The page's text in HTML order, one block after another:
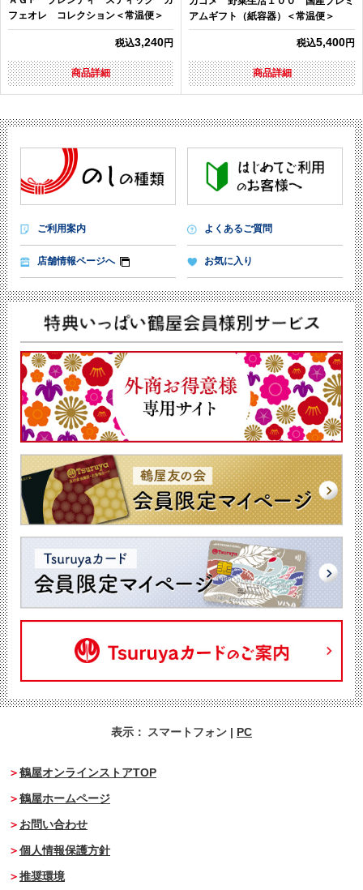
フェオレ コレクション＜常温便＞
税込3,240円
商品詳細
アムギフト（紙容器）＜常温便＞
税込5,400円
商品詳細
ご利用案内 よくあるご質問
店舗情報ページへ お気に入り
表示： スマートフォン | PC
鶴屋オンラインストアTOP
鶴屋ホームページ
お問い合わせ
個人情報保護方針
推奨環境